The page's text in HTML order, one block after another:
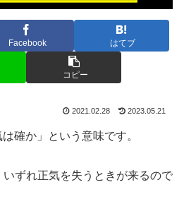
Facebook はてブ
コピー
2021.02.28 2023.05.21
確か」という意味です。
ずれ正気を失うときが来るので